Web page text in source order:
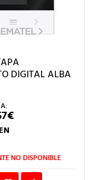
DIGITAL ALBA
€EL
PRECIO
10,57€.
NO DISPONIBLE